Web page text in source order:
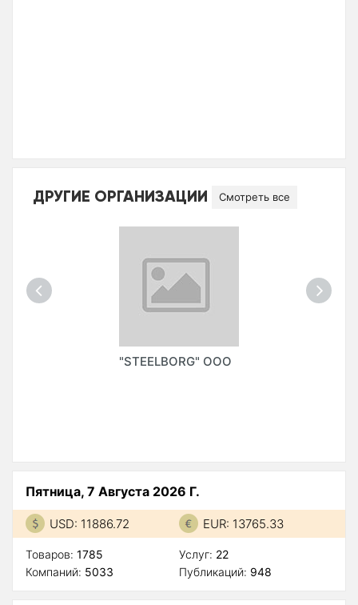
ДРУГИЕ ОРГАНИЗАЦИИ Смотреть все
"STEELBORG" ООО
Пятница, 7 Августа 2026 Г.
USD: 11886.72 EUR: 13765.33
Товаров: 1785
Компаний: 5033
Услуг: 22
Публикаций: 948